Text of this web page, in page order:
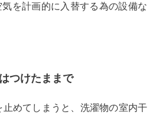
を計画的に入替する為の設備な
つけたままで
止めてしまうと、洗濯物の室内干